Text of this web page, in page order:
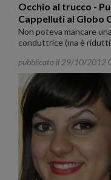
Occhio al trucco -
Cappelluti al Globo
Non poteva mancare
conduttrice (ma è
pubblicato il 29/10/2012